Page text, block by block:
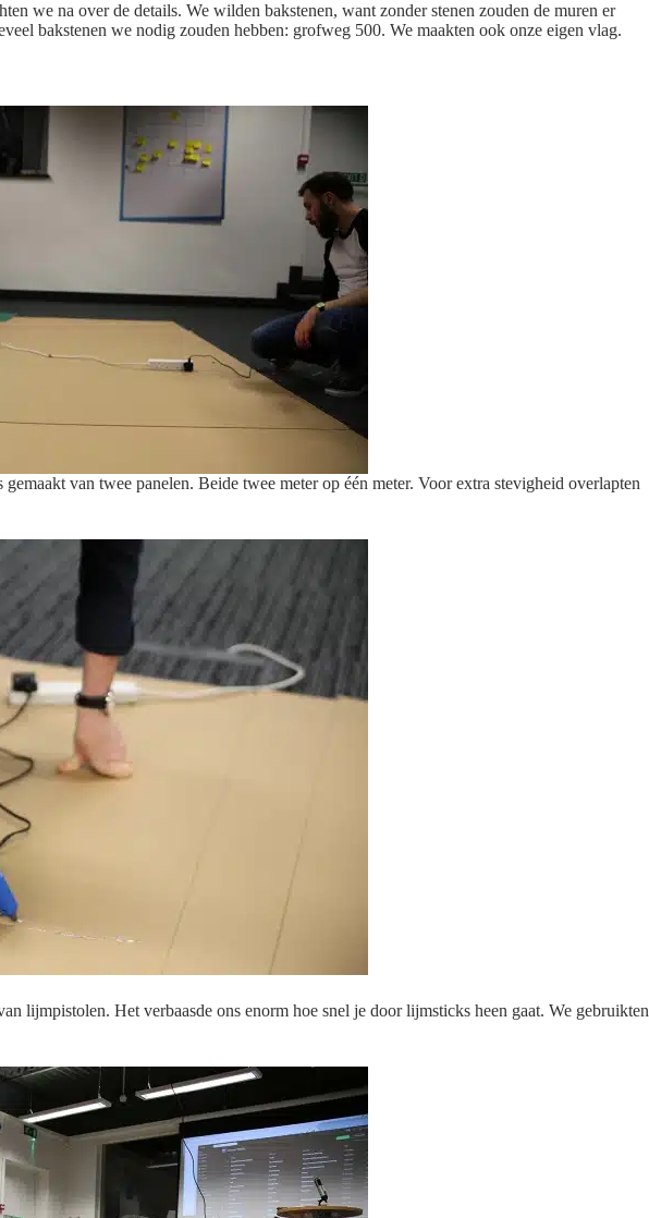
we na over de details. We wilden bakstenen, want zonder stenen zouden de muren er
bakstenen we nodig zouden hebben: grofweg 500. We maakten ook onze eigen vlag.
van twee panelen. Beide twee meter op één meter. Voor extra stevigheid overlapten
lijmpistolen. Het verbaasde ons enorm hoe snel je door lijmsticks heen gaat. We gebruikten